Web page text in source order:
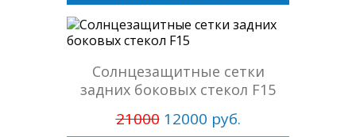
Солнцезащитные сетки
задних боковых стекол F15
2100012000 руб.